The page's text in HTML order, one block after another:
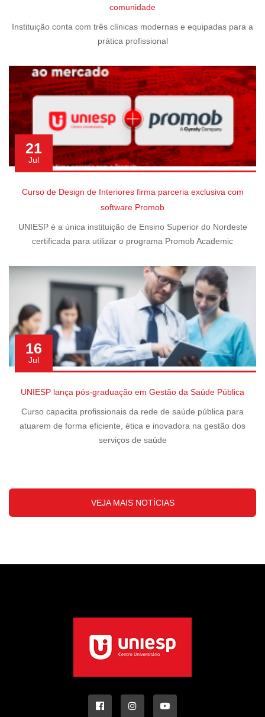
comunidade
Instituição conta com três clínicas modernas e equipadas para a
prática profissional
21
Jul
Curso de Design de Interiores firma parceria exclusiva com
software Promob
UNIESP é a única instituição de Ensino Superior do Nordeste
certificada para utilizar o programa Promob Academic
16
Jul
UNIESP lança pós-graduação em Gestão da Saúde Pública
Curso capacita profissionais da rede de saúde pública para
atuarem de forma eficiente, ética e inovadora na gestão dos
serviços de saúde
VEJA MAIS NOTÍCIAS